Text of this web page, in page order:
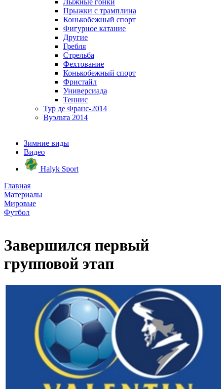
Лыжные гонки
Прыжки с трамплина
Конькобежный спорт
Фигурное катание
Другие
Гребля
Стрельба
Фехтование
Конькобежный спорт
Фристайл
Универсиада
Теннис
Тур де Франс-2014
Вуэльта 2014
Зимние виды
Видео
Halyk Sport
Главная
Материалы
Мировые
Футбол
Завершился первый
групповой этап